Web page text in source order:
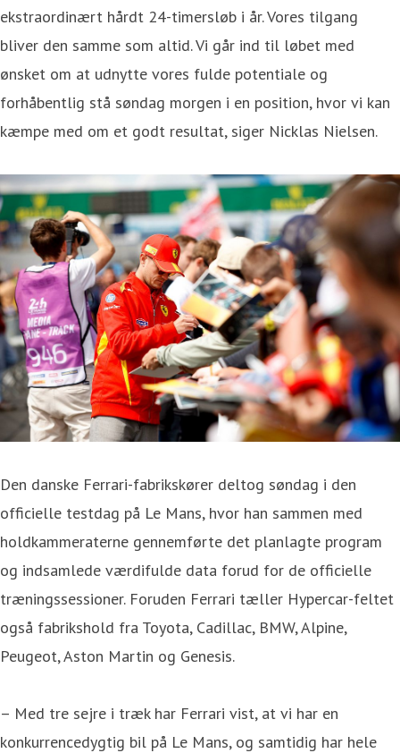
ekstraordinært hårdt 24-timersløb i år. Vores tilgang
bliver den samme som altid. Vi går ind til løbet med
ønsket om at udnytte vores fulde potentiale og
forhåbentlig stå søndag morgen i en position, hvor vi kan
kæmpe med om et godt resultat, siger Nicklas Nielsen.
Den danske Ferrari-fabrikskører deltog søndag i den
officielle testdag på Le Mans, hvor han sammen med
holdkammeraterne gennemførte det planlagte program
og indsamlede værdifulde data forud for de officielle
træningssessioner. Foruden Ferrari tæller Hypercar-feltet
også fabrikshold fra Toyota, Cadillac, BMW, Alpine,
Peugeot, Aston Martin og Genesis.
– Med tre sejre i træk har Ferrari vist, at vi har en
konkurrencedygtig bil på Le Mans, og samtidig har hele